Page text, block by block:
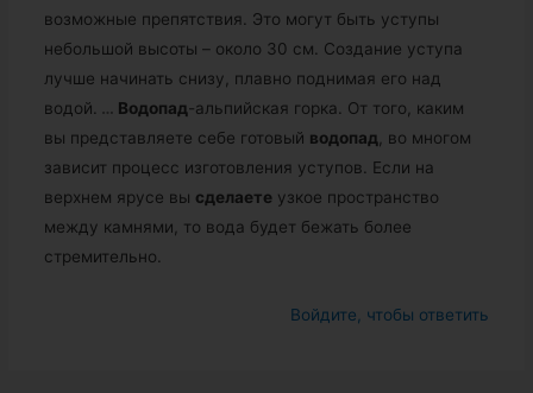
возможные препятствия. Это могут быть уступы
небольшой высоты – около 30 см. Создание уступа
лучше начинать снизу, плавно поднимая его над
водой.
… Водопад-альпийская горка. От того, каким
вы представляете себе готовый водопад , во многом
зависит процесс изготовления уступов. Если на
верхнем ярусе вы сделаете узкое пространство
между камнями, то вода будет бежать более
стремительно.
Войдите, чтобы ответить